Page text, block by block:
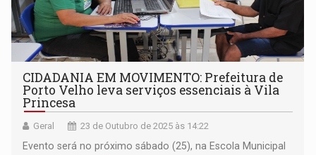
CIDADANIA EM MOVIMENTO: Prefeitura de
Porto Velho leva serviços essenciais à Vila
Princesa
Geral 23 de Outubro de 2025 às 14:22
Evento será no próximo sábado (25), na Escola Municipal